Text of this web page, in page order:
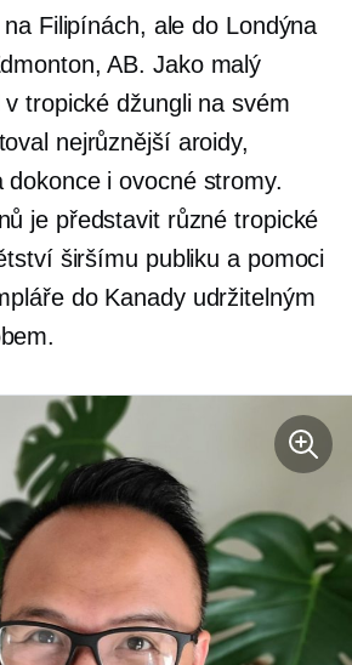
Filipínách, ale do Londýna
AB. Jako malý
tropické džungli na svém
nejrůznější aroidy,
dokonce i ovocné stromy.
je představit různé tropické
širšímu publiku a pomoci
do Kanady udržitelným